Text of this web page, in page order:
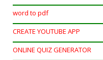
word to pdf
CREATE YOUTUBE APP
ONLINE QUIZ GENERATOR